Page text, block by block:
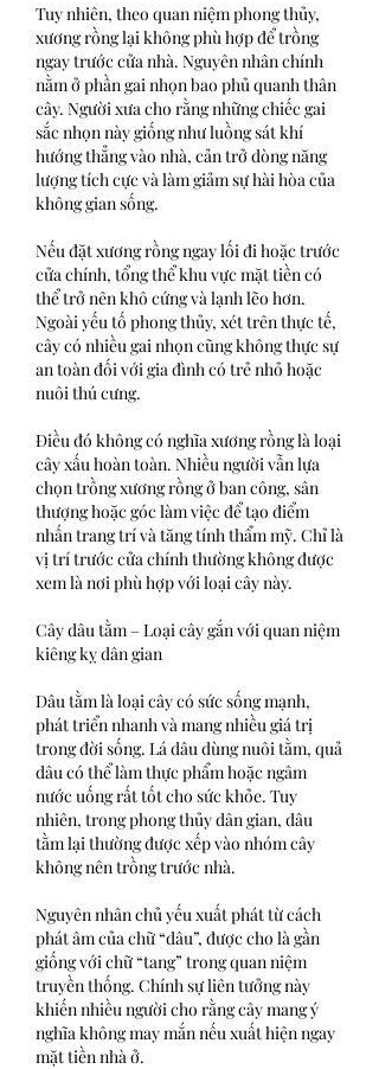
Tuy nhiên, theo quan niệm phong thủy,
xương rồng lại không phù hợp để trồng
ngay trước cửa nhà. Nguyên nhân chính
nằm ở phần gai nhọn bao phủ quanh thân
cây. Người xưa cho rằng những chiếc gai
sắc nhọn này giống như luồng sát khí
hướng thẳng vào nhà, cản trở dòng năng
lượng tích cực và làm giảm sự hài hòa của
không gian sống.
Nếu đặt xương rồng ngay lối đi hoặc trước
cửa chính, tổng thể khu vực mặt tiền có
thể trở nên khô cứng và lạnh lẽo hơn.
Ngoài yếu tố phong thủy, xét trên thực tế,
cây có nhiều gai nhọn cũng không thực sự
an toàn đối với gia đình có trẻ nhỏ hoặc
nuôi thú cưng.
Điều đó không có nghĩa xương rồng là loại
cây xấu hoàn toàn. Nhiều người vẫn lựa
chọn trồng xương rồng ở ban công, sân
thượng hoặc góc làm việc để tạo điểm
nhấn trang trí và tăng tính thẩm mỹ. Chỉ là
vị trí trước cửa chính thường không được
xem là nơi phù hợp với loại cây này.
Cây dâu tằm – Loại cây gắn với quan niệm
kiêng kỵ dân gian
Dâu tằm là loại cây có sức sống mạnh,
phát triển nhanh và mang nhiều giá trị
trong đời sống. Lá dâu dùng nuôi tằm, quả
dâu có thể làm thực phẩm hoặc ngâm
nước uống rất tốt cho sức khỏe. Tuy
nhiên, trong phong thủy dân gian, dâu
tằm lại thường được xếp vào nhóm cây
không nên trồng trước nhà.
Nguyên nhân chủ yếu xuất phát từ cách
phát âm của chữ “dâu”, được cho là gần
giống với chữ “tang” trong quan niệm
truyền thống. Chính sự liên tưởng này
khiến nhiều người cho rằng cây mang ý
nghĩa không may mắn nếu xuất hiện ngay
mặt tiền nhà ở.